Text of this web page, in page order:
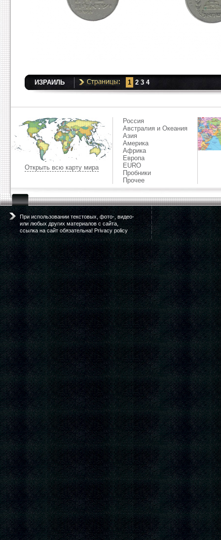
ИЗРАИЛЬ 1 2 3 4
Открыть всю карту мира
Россия
Австралия и Океания
Азия
Америка
Африка
Европа
EURO
Пробники
Прочее
При использовании текстовых, фото-, видео-
или любых других материалов с сайта,
ссылка на сайт обязательна! Privacy policy